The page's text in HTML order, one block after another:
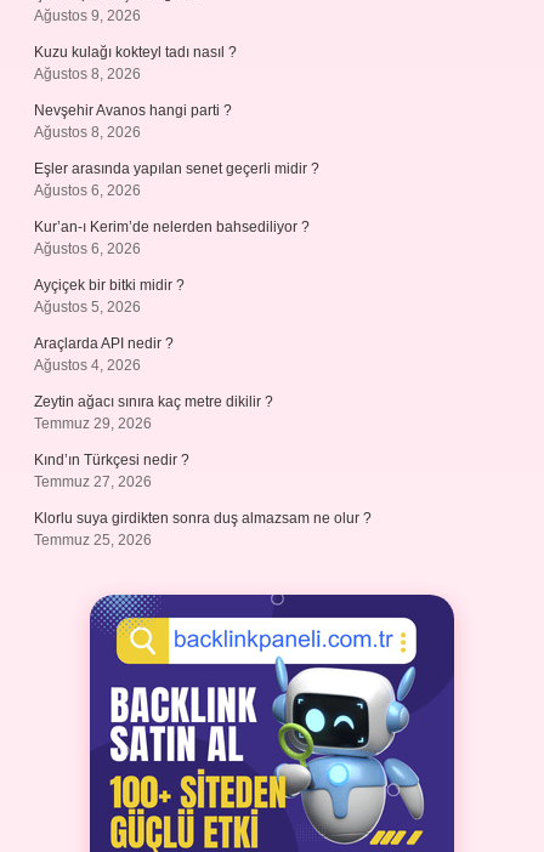
Ağustos 9, 2026
Kuzu kulağı kokteyl tadı nasıl ?
Ağustos 8, 2026
Nevşehir Avanos hangi parti ?
Ağustos 8, 2026
Eşler arasında yapılan senet geçerli midir ?
Ağustos 6, 2026
Kur’an-ı Kerim’de nelerden bahsediliyor ?
Ağustos 6, 2026
Ayçiçek bir bitki midir ?
Ağustos 5, 2026
Araçlarda API nedir ?
Ağustos 4, 2026
Zeytin ağacı sınıra kaç metre dikilir ?
Temmuz 29, 2026
Kınd’ın Türkçesi nedir ?
Temmuz 27, 2026
Klorlu suya girdikten sonra duş almazsam ne olur ?
Temmuz 25, 2026